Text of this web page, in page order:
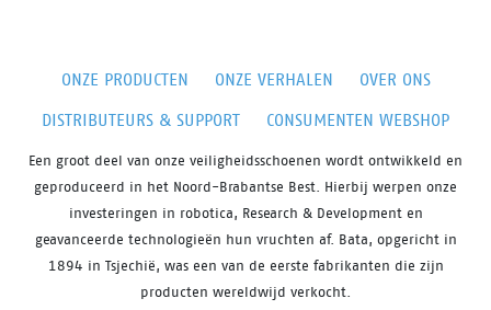
ONZE PRODUCTEN ONZE VERHALEN
OVER ONS
DISTRIBUTEURS & SUPPORT
CONSUMENTEN WEBSHOP
Een groot deel van onze veiligheidsschoenen wordt ontwikkeld en
geproduceerd in het Noord-Brabantse Best. Hierbij werpen onze
investeringen in robotica, Research & Development en
geavanceerde technologieën hun vruchten af. Bata, opgericht in
1894 in Tsjechië, was een van de eerste fabrikanten die zijn
producten wereldwijd verkocht.